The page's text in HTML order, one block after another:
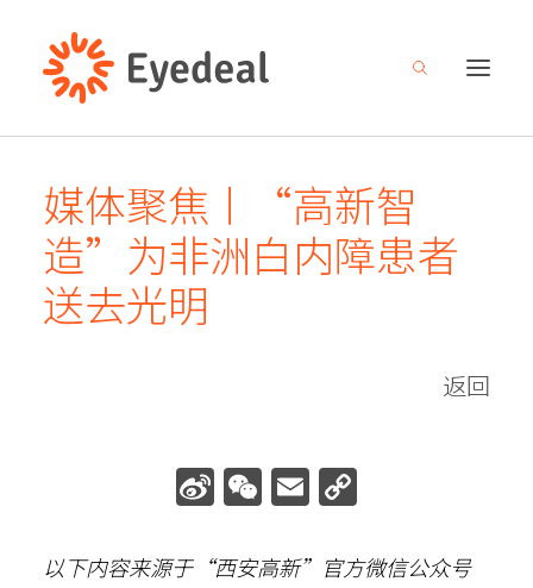
关于我们
产品管线
研发创新
散光计算器
媒体聚焦丨“高新智
造”为非洲白内障患者
送去光明
返回
SinaWeChat
Email
以下内容来源于“西安高新”官方微信公众号